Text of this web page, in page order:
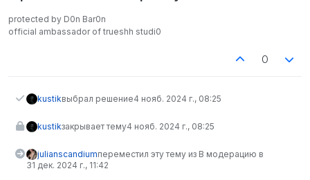
protected by D0n Bar0n
official ambassador of trueshh studi0
0
kustikвыбрал решение4 нояб. 2024 г., 08:25
kustikзакрывает тему4 нояб. 2024 г., 08:25
julianscandiumпереместил эту тему из В модерацию в
31 дек. 2024 г., 11:42